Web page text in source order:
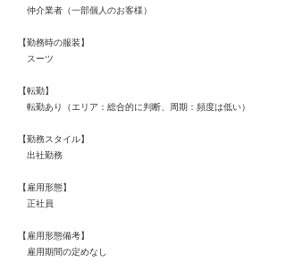
仲介業者（一部個人のお客様）
【勤務時の服装】
スーツ
【転勤】
転勤あり（エリア：総合的に判断、周期：頻度は低い）
【勤務スタイル】
出社勤務
【雇用形態】
正社員
【雇用形態備考】
雇用期間の定めなし